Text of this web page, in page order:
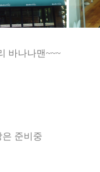
바나나맨~~~
은 준비중